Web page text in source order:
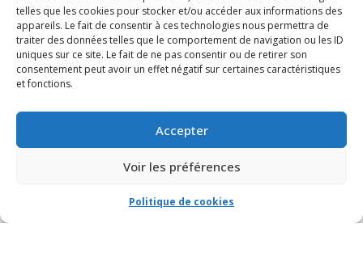
telles que les cookies pour stocker et/ou accéder aux informations des
appareils. Le fait de consentir à ces technologies nous permettra de
traiter des données telles que le comportement de navigation ou les ID
uniques sur ce site. Le fait de ne pas consentir ou de retirer son
consentement peut avoir un effet négatif sur certaines caractéristiques
et fonctions.
Accepter
Voir les préférences
Politique de cookies